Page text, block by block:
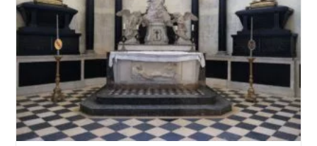
En
Lorraine